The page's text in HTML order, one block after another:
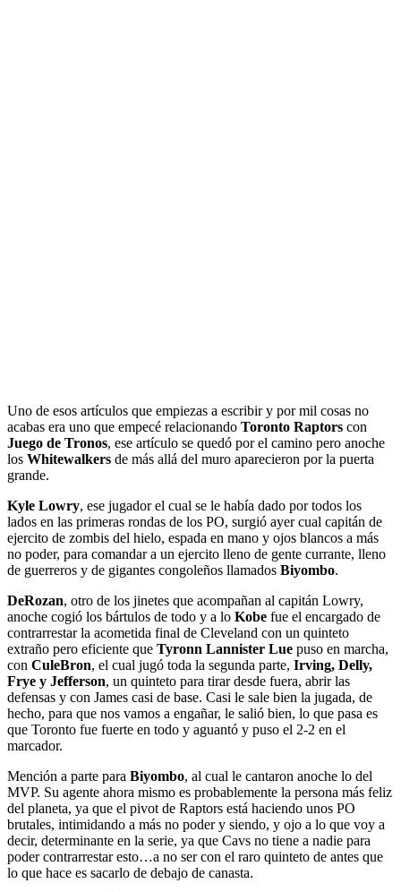
Uno de esos artículos que empiezas a escribir y por mil cosas no
acabas era uno que empecé relacionando Toronto Raptors con
Juego de Tronos, ese artículo se quedó por el camino pero anoche
los Whitewalkers de más allá del muro aparecieron por la puerta
grande.
Kyle Lowry, ese jugador el cual se le había dado por todos los
lados en las primeras rondas de los PO, surgió ayer cual capitán de
ejercito de zombis del hielo, espada en mano y ojos blancos a más
no poder, para comandar a un ejercito lleno de gente currante, lleno
de guerreros y de gigantes congoleños llamados Biyombo.
DeRozan, otro de los jinetes que acompañan al capitán Lowry,
anoche cogió los bártulos de todo y a lo Kobe fue el encargado de
contrarrestar la acometida final de Cleveland con un quinteto
extraño pero eficiente que Tyronn Lannister Lue puso en marcha,
con CuleBron, el cual jugó toda la segunda parte, Irving, Delly,
Frye y Jefferson, un quinteto para tirar desde fuera, abrir las
defensas y con James casi de base. Casi le sale bien la jugada, de
hecho, para que nos vamos a engañar, le salió bien, lo que pasa es
que Toronto fue fuerte en todo y aguantó y puso el 2-2 en el
marcador.
Mención a parte para Biyombo, al cual le cantaron anoche lo del
MVP. Su agente ahora mismo es probablemente la persona más feliz
del planeta, ya que el pivot de Raptors está haciendo unos PO
brutales, intimidando a más no poder y siendo, y ojo a lo que voy a
decir, determinante en la serie, ya que Cavs no tiene a nadie para
poder contrarrestar esto…a no ser con el raro quinteto de antes que
lo que hace es sacarlo de debajo de canasta.